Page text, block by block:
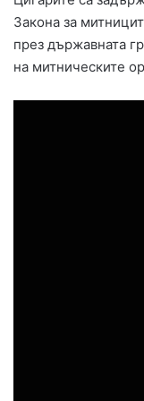
Закона за
през държавната
на митническите